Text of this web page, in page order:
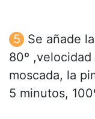
Se añade
80º
moscada, la
5 minutos,